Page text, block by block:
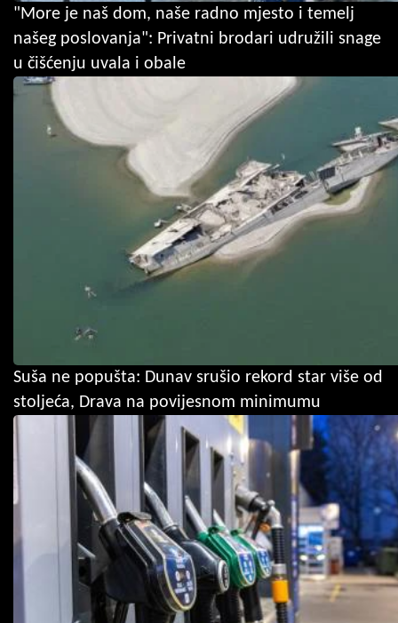
"More je naš dom, naše radno mjesto i temelj
našeg poslovanja": Privatni brodari udružili snage
u čišćenju uvala i obale
Suša ne popušta: Dunav srušio rekord star više od
stoljeća, Drava na povijesnom minimumu